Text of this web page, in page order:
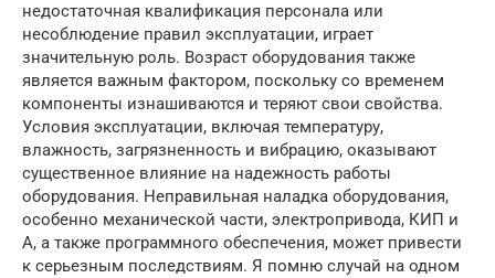
недостаточная квалификация персонала или
несоблюдение правил эксплуатации, играет
значительную роль. Возраст оборудования также
является важным фактором, поскольку со временем
компоненты изнашиваются и теряют свои свойства.
Условия эксплуатации, включая температуру,
влажность, загрязненность и вибрацию, оказывают
существенное влияние на надежность работы
оборудования. Неправильная наладка оборудования,
особенно механической части, электропривода, КИП и
А, а также программного обеспечения, может привести
к серьезным последствиям. Я помню случай на одном